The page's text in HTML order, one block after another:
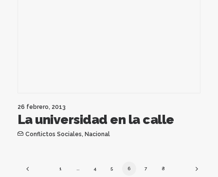
26 febrero, 2013
La universidad en la calle
Conflictos Sociales, Nacional
1 4 5 6 7 8